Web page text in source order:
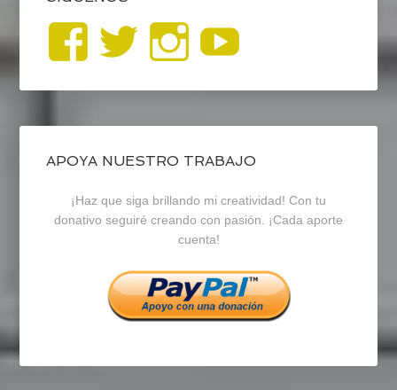
Ver
perfil
de
blogrecursosep
en
Facebook
Ver
perfil
de
recursosep
en
Twitter
Ver
perfil
de
recursosep
en
Instagram
APOYA NUESTRO TRABAJO
¡Haz que siga brillando mi creatividad! Con tu
donativo seguiré creando con pasión. ¡Cada aporte
cuenta!